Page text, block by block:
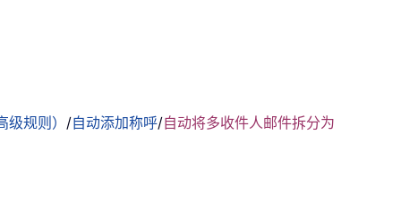
规则） /自动添加称呼/自动将多收件人邮件拆分为